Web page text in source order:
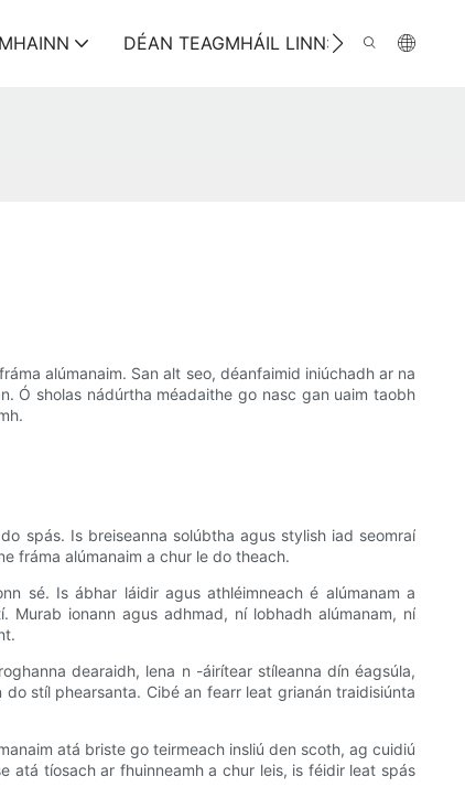
DÉAN TEAGMHÁIL LINN:
alúmanaim. San alt seo, déanfaimid iniúchadh ar na
Ó sholas nádúrtha méadaithe go nasc gan uaim taobh
spás. Is breiseanna solúbtha agus stylish iad seomraí
fráma alúmanaim a chur le do theach.
sé. Is ábhar láidir agus athléimneach é alúmanam a
ionann agus adhmad, ní lobhadh alúmanam, ní
dearaidh, lena n -áirítear stíleanna dín éagsúla,
stíl phearsanta. Cibé an fearr leat grianán traidisiúnta
atá briste go teirmeach insliú den scoth, ag cuidiú
atá tíosach ar fhuinneamh a chur leis, is féidir leat spás